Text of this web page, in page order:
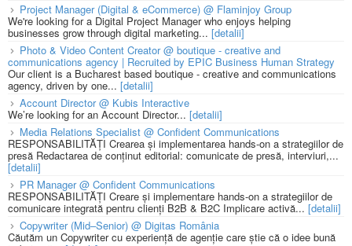
Project Manager (Digital & eCommerce) @ Flaminjoy Group
We're looking for a Digital Project Manager who enjoys helping
businesses grow through digital marketing... [detalii]
Photo & Video Content Creator @ boutique - creative and
communications agency | Recruited by EPIC Business Human Strategy
Our client is a Bucharest based boutique - creative and communications
agency, driven by one... [detalii]
Account Director @ Kubis Interactive
We’re looking for an Account Director... [detalii]
Media Relations Specialist @ Confident Communications
RESPONSABILITĂȚI Crearea și implementarea hands-on a strategiilor de
presă Redactarea de conținut editorial: comunicate de presă, interviuri,...
[detalii]
PR Manager @ Confident Communications
RESPONSABILITĂȚI Creare și implementare hands-on a strategiilor de
comunicare integrată pentru clienți B2B & B2C Implicare activă... [detalii]
Copywriter (Mid–Senior) @ Digitas România
Căutăm un Copywriter cu experiență de agenție care știe că o idee bună